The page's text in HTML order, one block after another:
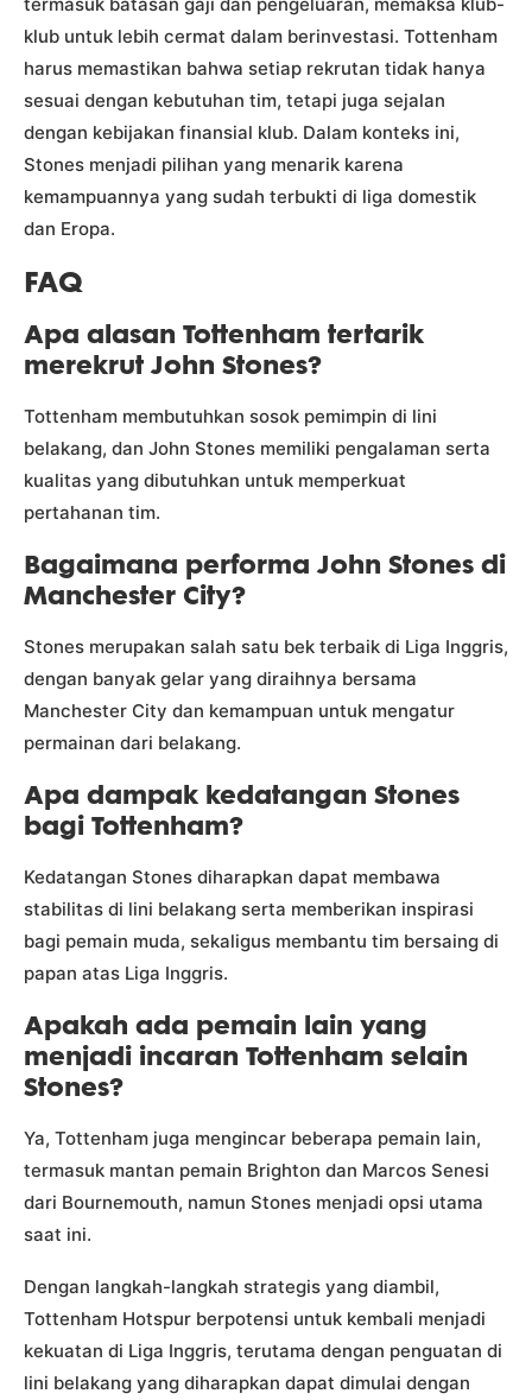
termasuk batasan gaji dan pengeluaran, memaksa klub-
klub untuk lebih cermat dalam berinvestasi. Tottenham
harus memastikan bahwa setiap rekrutan tidak hanya
sesuai dengan kebutuhan tim, tetapi juga sejalan
dengan kebijakan finansial klub. Dalam konteks ini,
Stones menjadi pilihan yang menarik karena
kemampuannya yang sudah terbukti di liga domestik
dan Eropa.
FAQ
Apa alasan Tottenham tertarik
merekrut John Stones?
Tottenham membutuhkan sosok pemimpin di lini
belakang, dan John Stones memiliki pengalaman serta
kualitas yang dibutuhkan untuk memperkuat
pertahanan tim.
Bagaimana performa John Stones di
Manchester City?
Stones merupakan salah satu bek terbaik di Liga Inggris,
dengan banyak gelar yang diraihnya bersama
Manchester City dan kemampuan untuk mengatur
permainan dari belakang.
Apa dampak kedatangan Stones
bagi Tottenham?
Kedatangan Stones diharapkan dapat membawa
stabilitas di lini belakang serta memberikan inspirasi
bagi pemain muda, sekaligus membantu tim bersaing di
papan atas Liga Inggris.
Apakah ada pemain lain yang
menjadi incaran Tottenham selain
Stones?
Ya, Tottenham juga mengincar beberapa pemain lain,
termasuk mantan pemain Brighton dan Marcos Senesi
dari Bournemouth, namun Stones menjadi opsi utama
saat ini.
Dengan langkah-langkah strategis yang diambil,
Tottenham Hotspur berpotensi untuk kembali menjadi
kekuatan di Liga Inggris, terutama dengan penguatan di
lini belakang yang diharapkan dapat dimulai dengan